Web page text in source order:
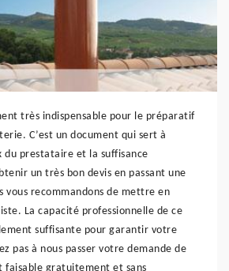
très indispensable pour le préparatif
C’est un document qui sert à
du prestataire et la suffisance
un très bon devis en passant une
vous recommandons de mettre en
La capacité professionnelle de ce
suffisante pour garantir votre
pas à nous passer votre demande de
faisable gratuitement et sans